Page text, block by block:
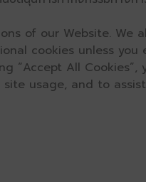
of our Website. We
cookies unless you
“Accept All
usage, and to